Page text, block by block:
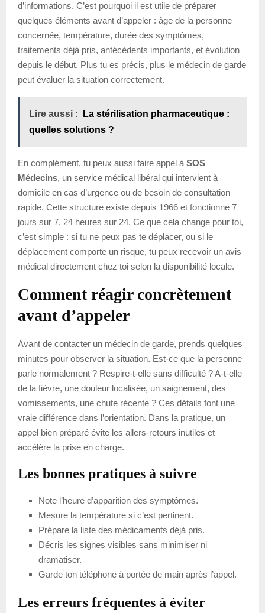
d’informations. C’est pourquoi il est utile de préparer
quelques éléments avant d’appeler : âge de la personne
concernée, température, durée des symptômes,
traitements déjà pris, antécédents importants, et évolution
depuis le début. Plus tu es précis, plus le médecin de garde
peut évaluer la situation correctement.
Lire aussi :
La stérilisation pharmaceutique :
quelles solutions ?
En complément, tu peux aussi faire appel à SOS
Médecins, un service médical libéral qui intervient à
domicile en cas d’urgence ou de besoin de consultation
rapide. Cette structure existe depuis 1966 et fonctionne 7
jours sur 7, 24 heures sur 24. Ce que cela change pour toi,
c’est simple : si tu ne peux pas te déplacer, ou si le
déplacement comporte un risque, tu peux recevoir un avis
médical directement chez toi selon la disponibilité locale.
Comment réagir concrètement
avant d’appeler
Avant de contacter un médecin de garde, prends quelques
minutes pour observer la situation. Est-ce que la personne
parle normalement ? Respire-t-elle sans difficulté ? A-t-elle
de la fièvre, une douleur localisée, un saignement, des
vomissements, une chute récente ? Ces détails font une
vraie différence dans l’orientation. Dans la pratique, un
appel bien préparé évite les allers-retours inutiles et
accélère la prise en charge.
Les bonnes pratiques à suivre
Note l’heure d’apparition des symptômes.
Mesure la température si c’est pertinent.
Prépare la liste des médicaments déjà pris.
Décris les signes visibles sans minimiser ni
dramatiser.
Garde ton téléphone à portée de main après l’appel.
Les erreurs fréquentes à éviter